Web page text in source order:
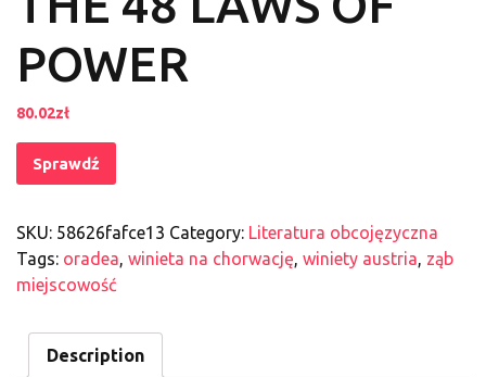
POWER
80.02zł
Sprawdź
SKU: 58626fafce13 Category: Literatura obcojęzyczna
Tags: oradea, winieta na chorwację, winiety austria, ząb
miejscowość
Description